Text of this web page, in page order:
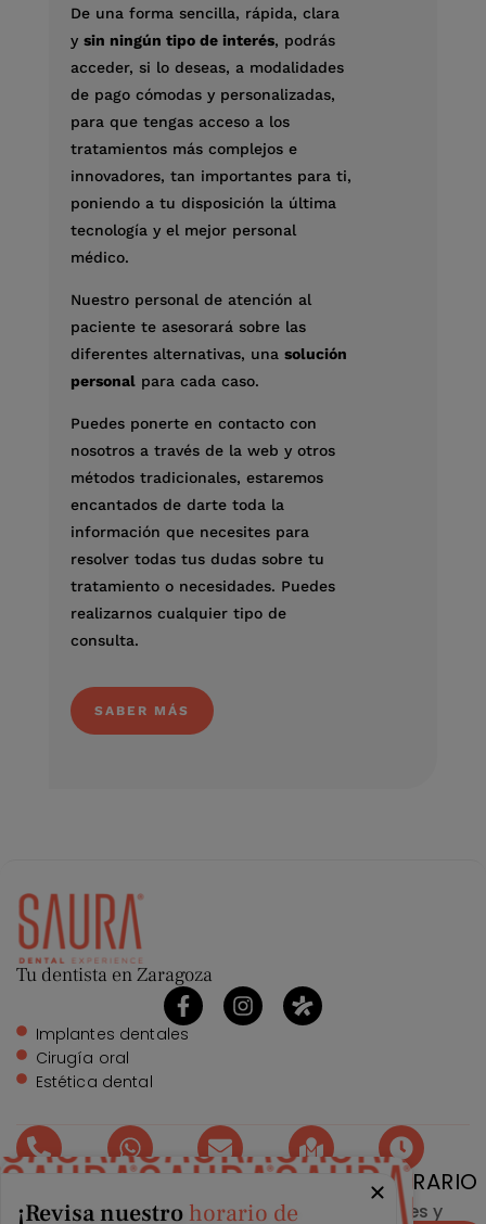
De una forma sencilla, rápida, clara
y sin ningún tipo de interés, podrás
acceder, si lo deseas, a modalidades
de pago cómodas y personalizadas,
para que tengas acceso a los
tratamientos más complejos e
innovadores, tan importantes para ti,
poniendo a tu disposición la última
tecnología y el mejor personal
médico.
Nuestro personal de atención al
paciente te asesorará sobre las
diferentes alternativas, una solución
personalpara cada caso.
Puedes ponerte en contacto con
nosotros a través de la web y otros
métodos tradicionales, estaremos
encantados de darte toda la
información que necesites para
resolver todas tus dudas sobre tu
tratamiento o necesidades. Puedes
realizarnos cualquier tipo de
consulta.
SABER MÁS
Tu dentista en Zaragoza
Implantes dentales
Cirugía oral
Estética dental
TELÉFONO
976 215
WHATSAPP
976 215
EMAIL
info@clinicasaura.com
DIRECCIÓN
Gran Vía
HORARIO
Lunes y
¡Revisa nuestro horario de